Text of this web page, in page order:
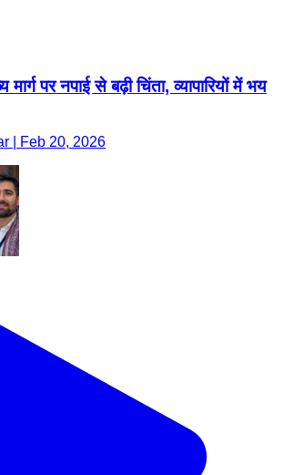
पर नपाई से बढ़ी चिंता, व्यापारियों में भय
| Feb 20, 2026